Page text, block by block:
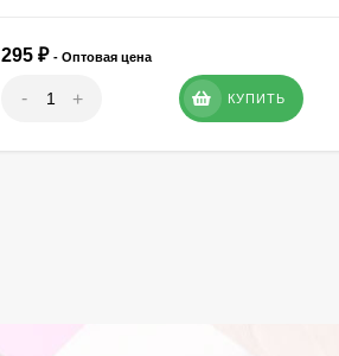
295 ₽ - Оптовая цена
- + КУПИТЬ